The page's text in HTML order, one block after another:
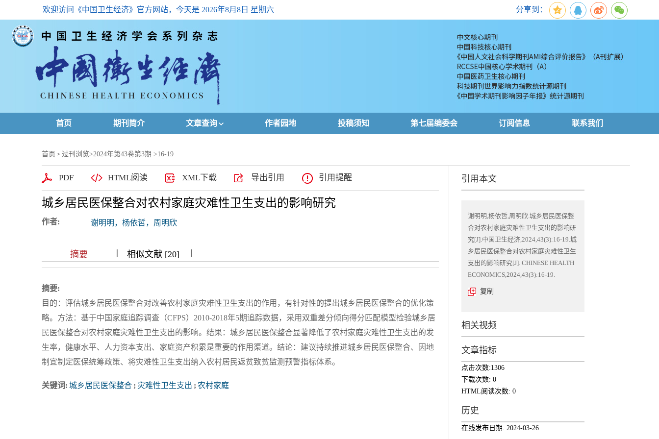
欢迎访问《中国卫生经济》官方网站，今天是 2026年8月8日 星期六 分享到：
首页 期刊简介 文章查询
高级查询
下载排名
作者园地 投稿须知 第七届编委会 订阅信息 联系我们
首页 > 过刊浏览>2024年第43卷第3期 >16-19
PDF HTML阅读 XML下载 导出引用 引用提醒
城乡居民医保整合对农村家庭灾难性卫生支出的影响研究
作者: 谢明明，杨依哲，周明欣
摘要 |||| 相似文献 [20] |||
摘要:
目的：评估城乡居民医保整合对改善农村家庭灾难性卫生支出的作用，有针对性的提出城乡居民医保整合的优化策
略。方法：基于中国家庭追踪调查（CFPS）2010-2018年5期追踪数据，采用双重差分倾向得分匹配模型检验城乡居
民医保整合对农村家庭灾难性卫生支出的影响。结果：城乡居民医保整合显著降低了农村家庭灾难性卫生支出的发
生率，健康水平、人力资本支出、家庭资产积累是重要的作用渠道。结论：建议持续推进城乡居民医保整合、因地
制宜制定医保统筹政策、将灾难性卫生支出纳入农村居民返贫致贫监测预警指标体系。
关键词: 城乡居民医保整合 ; 灾难性卫生支出 ; 农村家庭
引用本文
谢明明,杨依哲,周明欣.城乡居民医保整
合对农村家庭灾难性卫生支出的影响研
究[J].中国卫生经济,2024,43(3):16-19.城
乡居民医保整合对农村家庭灾难性卫生
支出的影响研究[J]. CHINESE HEALTH
ECONOMICS,2024,43(3):16-19.
复制
相关视频
文章指标
点击次数:1306
下载次数: 0
HTML阅读次数: 0
历史
在线发布日期: 2024-03-26